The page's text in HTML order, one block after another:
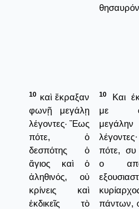
10 καὶ ἔκραξαν
φωνῇ μεγάλῃ
λέγοντες· Ἕως
πότε, ὁ
δεσπότης ὁ
ἅγιος καὶ ὁ
ἀληθινός, οὐ
κρίνεις καὶ
ἐκδικεῖς τὸ
10
Και
με
μεγάλην
πότε, συ
ο
πάντων,